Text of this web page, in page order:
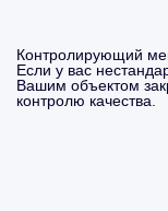
Контролирующий
Если у вас
Вашим объектом
контролю качества.